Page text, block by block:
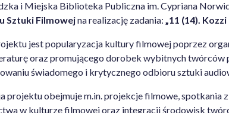
i Miejska Biblioteka Publiczna im. Cypriana
Sztuki Filmowejna realizację zadania: „11 (14).
jest popularyzacja kultury filmowej poprzez
oraz promującego dorobek wybitnych
świadomego i krytycznego odbioru sztuki
projektu obejmuje m.in. projekcje filmowe, spotkania
w kulturze filmowej oraz integracji środowisk